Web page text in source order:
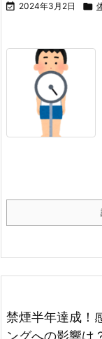
 2024年3月2日 
禁煙半年達成！
ングへの影響は